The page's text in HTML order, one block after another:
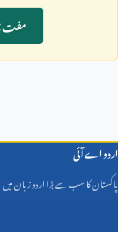
مفت
اردو اے آئی
پاکستان کا سب سے بڑا اردو زبان